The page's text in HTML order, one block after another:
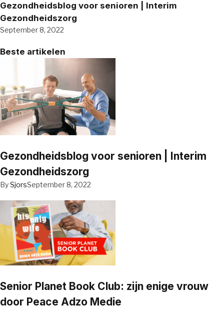
Gezondheidsblog voor senioren | Interim
Gezondheidszorg
September 8, 2022
Beste artikelen
Gezondheidsblog voor senioren | Interim
Gezondheidszorg
BySjorsSeptember 8, 2022
Senior Planet Book Club: zijn enige vrouw
door Peace Adzo Medie